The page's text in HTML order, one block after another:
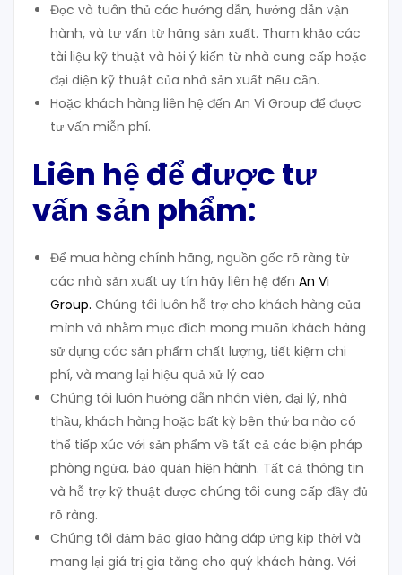
Đọc và tuân thủ các hướng dẫn, hướng dẫn vận
hành, và tư vấn từ hãng sản xuất. Tham khảo các
tài liệu kỹ thuật và hỏi ý kiến từ nhà cung cấp hoặc
đại diện kỹ thuật của nhà sản xuất nếu cần.
Hoặc khách hàng liên hệ đến An Vi Group để được
tư vấn miễn phí.
Liên hệ để được tư
vấn sản phẩm:
Để mua hàng chính hãng, nguồn gốc rõ ràng từ
các nhà sản xuất uy tín hãy liên hệ đến An Vi
Group. Chúng tôi luôn hỗ trợ cho khách hàng của
mình và nhằm mục đích mong muốn khách hàng
sử dụng các sản phẩm chất lượng, tiết kiệm chi
phí, và mang lại hiệu quả xử lý cao
Chúng tôi luôn hướng dẫn nhân viên, đại lý, nhà
thầu, khách hàng hoặc bất kỳ bên thứ ba nào có
thể tiếp xúc với sản phẩm về tất cả các biện pháp
phòng ngừa, bảo quản hiện hành. Tất cả thông tin
và hỗ trợ kỹ thuật được chúng tôi cung cấp đầy đủ
rõ ràng.
Chúng tôi đảm bảo giao hàng đáp ứng kịp thời và
mang lại giá trị gia tăng cho quý khách hàng. Với